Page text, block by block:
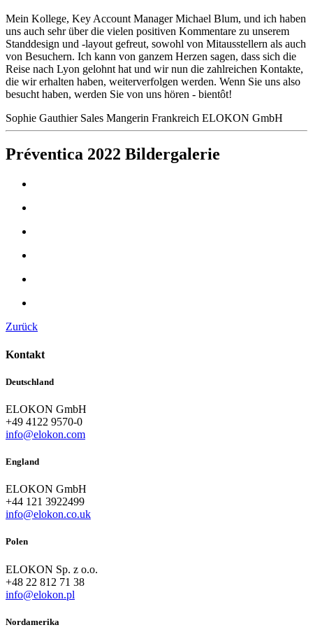
Mein Kollege, Key Account Manager Michael Blum, und ich haben
uns auch sehr über die vielen positiven Kommentare zu unserem
Standdesign und -layout gefreut, sowohl von Mitausstellern als auch
von Besuchern. Ich kann von ganzem Herzen sagen, dass sich die
Reise nach Lyon gelohnt hat und wir nun die zahlreichen Kontakte,
die wir erhalten haben, weiterverfolgen werden. Wenn Sie uns also
besucht haben, werden Sie von uns hören - bientôt!
Sophie Gauthier Sales Mangerin Frankreich ELOKON GmbH
Préventica 2022 Bildergalerie
Zurück
Kontakt
Deutschland
ELOKON GmbH
+49 4122 9570-0
info@elokon.com
England
ELOKON GmbH
+44 121 3922499
info@elokon.co.uk
Polen
ELOKON Sp. z o.o.
+48 22 812 71 38
info@elokon.pl
Nordamerika